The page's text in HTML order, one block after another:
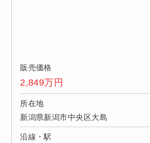
販売価格
2,849万円
所在地
新潟県新潟市中央区大島
沿線・駅